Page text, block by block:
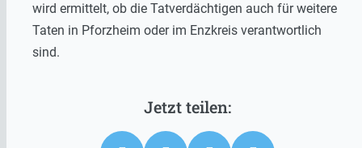
wird ermittelt, ob die Tatverdächtigen auch für weitere
Taten in Pforzheim oder im Enzkreis verantwortlich
sind.